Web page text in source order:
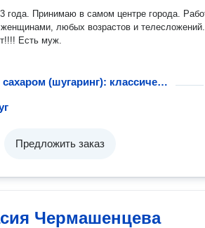
в самом центре города. Работаю с
любых возрастов и телесложений. !!!!
Есть муж.
Депиляция сахаром (шугаринг): классическое бикини
Предложить заказ
Чермашенцева